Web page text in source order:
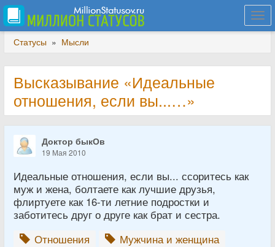
Статусы » Мысли
Высказывание «Идеальные
отношения, если вы...…»
Доктор быкОв
19 Мая 2010
Идеальные отношения, если вы... ссоритесь как
муж и жена, болтаете как лучшие друзья,
флиртуете как 16-ти летние подростки и
заботитесь друг о друге как брат и сестра.
Отношения
Мужчина и женщина